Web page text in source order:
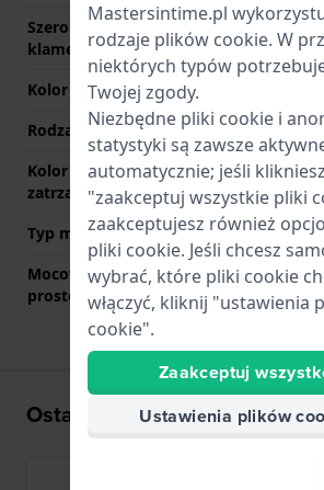
Szerokość paska przy
klamerce
8 mm
Kolor paska
Rodzaj zapięcia
Zapięcie
Kolor zapięcia
zatrzaskowego
Złoty
Typ mocowania
Stalowe
Mocowanie za pomocą
prostego bolca
Nie
Ostatnio oglądane
Mastersintime.pl
rodzaje plików cookie. W
niektórych typów
Twojej zgody.
Niezbędne pliki cookie i
statystyki są zawsze
automatycznie; jeśli klikniesz
"zaakceptuj wszystkie pliki
zaakceptujesz również
pliki cookie. Jeśli chcesz
wybrać, które pliki cookie
włączyć, kliknij "ustawienia
cookie".
Zaakceptuj
Ustawienia plików